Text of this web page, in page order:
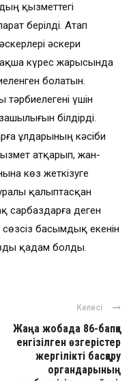
қызметтегі
берілді. Атап
әскери
күрес жарысында
болатын.
үшін
білдірді.
ұлдарының кәсіби
атқарып, жан-
көз жеткізуге
қалыптасқан
сарбаздарға деген
басымдық екенін
қадам болды.
Келесі
Жаңа жобада 86-бапқа
енгізілген өзгерістер
жергілікті басқару
органдарының